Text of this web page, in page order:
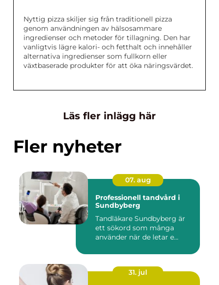
Nyttig pizza skiljer sig från traditionell pizza
genom användningen av hälsosammare
ingredienser och metoder för tillagning. Den har
vanligtvis lägre kalori- och fetthalt och innehåller
alternativa ingredienser som fullkorn eller
växtbaserade produkter för att öka näringsvärdet.
Läs fler inlägg här
Fler nyheter
07. aug
Professionell tandvård i
Sundbyberg
Tandläkare Sundbyberg är
ett sökord som många
använder när de letar e...
31. jul